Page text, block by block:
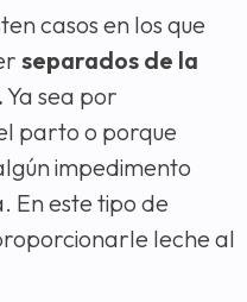
casos en los que
separados de la
Ya sea por
parto o porque
impedimento
este tipo de
leche al